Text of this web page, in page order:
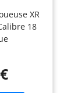
VoltXR
18
: